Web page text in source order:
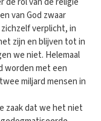
van God zwaar
verplicht, in
zijn en blijven tot in
we niet. Helemaal
worden met een
miljard mensen in
zaak dat we het niet